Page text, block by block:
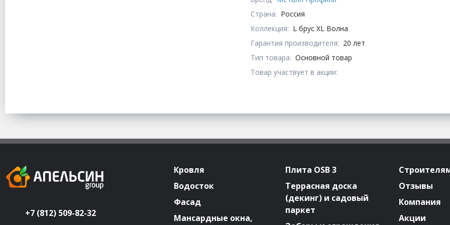
Страна: Россия
Коллекция: L брус XL Волна
Гарантия производителя: 20 лет
Тип товара: Основной товар
Товар участвует в акции:
+7 (812) 509-82-32
Кровля
Водосток
Фасад
Мансардные окна,
Плита OSB 3
Террасная доска
(декинг) и садовый
паркет
Отзывы
Компания
Акции